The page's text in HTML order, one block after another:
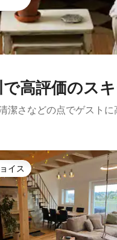
高評価のス
潔さなどの点でゲスト
イス
イス